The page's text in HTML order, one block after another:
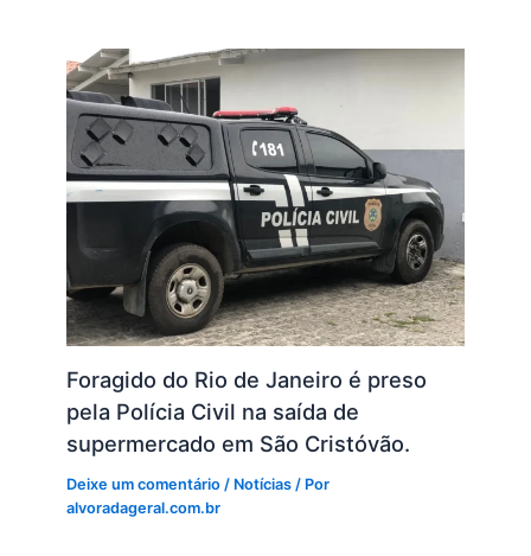
Foragido do Rio de Janeiro é preso
pela Polícia Civil na saída de
supermercado em São Cristóvão.
Deixe um comentário / Notícias / Por
alvoradageral.com.br